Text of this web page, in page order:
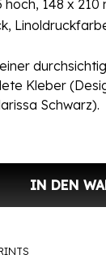
148 x 210
Kleber
Schwarz).
Karte Anker
IN DEN